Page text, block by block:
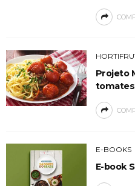
Projeto
E-BOOKS
E-book